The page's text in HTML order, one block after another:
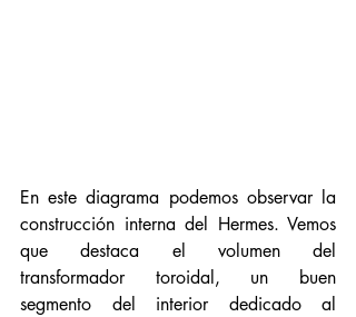
En este diagrama podemos observar la
construcción interna del Hermes. Vemos
que destaca el volumen del
transformador toroidal, un buen
segmento del interior dedicado al